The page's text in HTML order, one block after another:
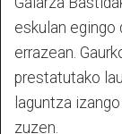
eskulan egingo
errazean.
prestatutako
laguntza
zuzen.